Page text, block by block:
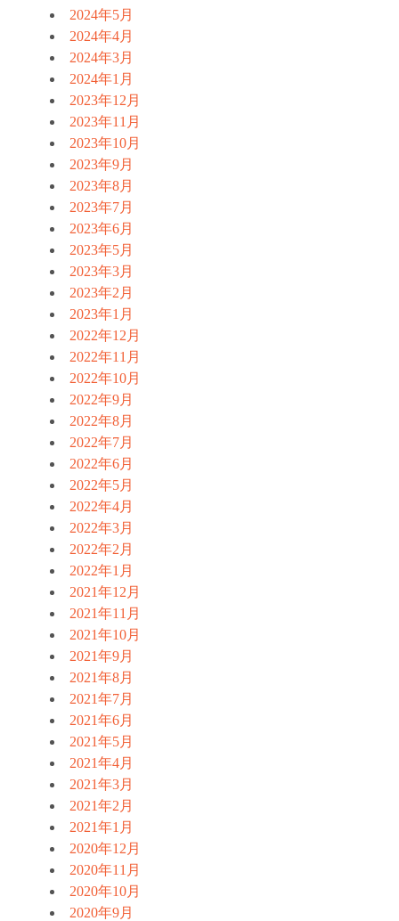
2024年5月
2024年4月
2024年3月
2024年1月
2023年12月
2023年11月
2023年10月
2023年9月
2023年8月
2023年7月
2023年6月
2023年5月
2023年3月
2023年2月
2023年1月
2022年12月
2022年11月
2022年10月
2022年9月
2022年8月
2022年7月
2022年6月
2022年5月
2022年4月
2022年3月
2022年2月
2022年1月
2021年12月
2021年11月
2021年10月
2021年9月
2021年8月
2021年7月
2021年6月
2021年5月
2021年4月
2021年3月
2021年2月
2021年1月
2020年12月
2020年11月
2020年10月
2020年9月